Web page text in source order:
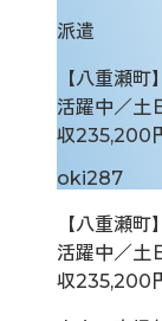
派遣
【八重瀬
活躍中／土
収235,200
oki287
【八重瀬
活躍中／土
収235,200